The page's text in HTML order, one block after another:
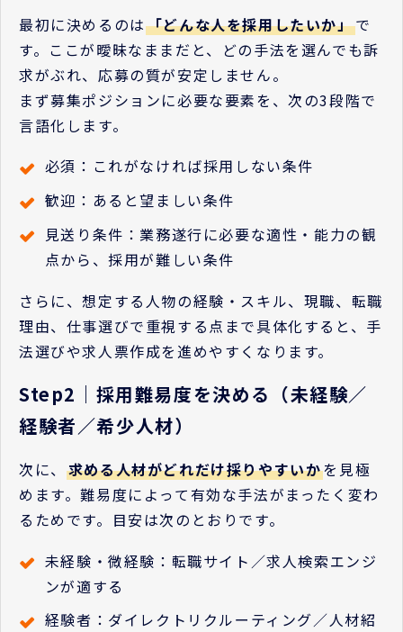
最初に決めるのは 「どんな人を採用したいか」で
す。ここが曖昧なままだと、どの手法を選んでも訴
求がぶれ、応募の質が安定しません。
まず募集ポジションに必要な要素を、次の3段階で
言語化します。
必須：これがなければ採用しない条件
歓迎：あると望ましい条件
見送り条件：業務遂行に必要な適性・能力の観
点から、採用が難しい条件
さらに、想定する人物の経験・スキル、現職、転職
理由、仕事選びで重視する点まで具体化すると、手
法選びや求人票作成を進めやすくなります。
Step2｜採用難易度を決める（未経験／
経験者／希少人材）
次に、 求める人材がどれだけ採りやすいかを見極
めます。難易度によって有効な手法がまったく変わ
るためです。目安は次のとおりです。
未経験・微経験：転職サイト／求人検索エンジ
ンが適する
経験者：ダイレクトリクルーティング／人材紹